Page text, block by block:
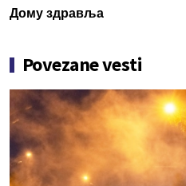
Дому здравља
Povezane vesti